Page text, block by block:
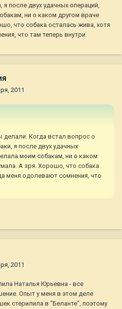
я после двух удачных операций,
ни о каком другом враче
что собака осталась жива, хотя
что там теперь внутри.
2011
Когда встал вопрос о
я после двух удачных
моим собакам, ни о каком
А зря. Хорошо, что собака
меня одолевают сомнения, что
2011
Наталья Юрьевна - все
Опыт у меня в этом деле
стерилила в "Беланте", поэтому